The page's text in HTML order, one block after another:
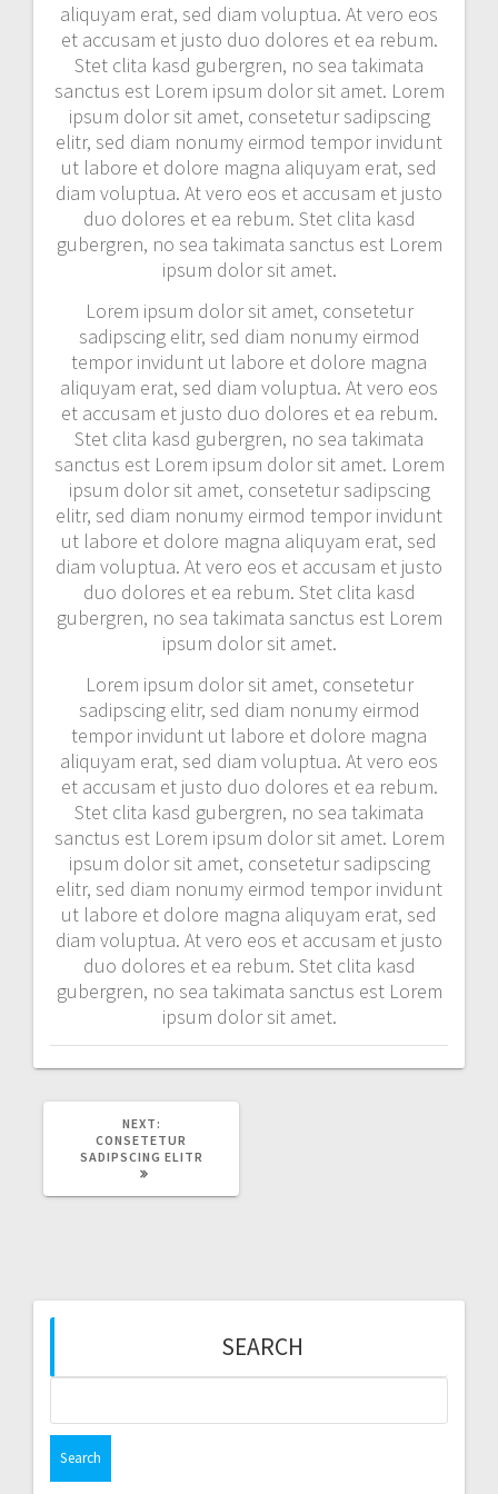
aliquyam erat, sed diam voluptua. At vero eos
et accusam et justo duo dolores et ea rebum.
Stet clita kasd gubergren, no sea takimata
sanctus est Lorem ipsum dolor sit amet. Lorem
ipsum dolor sit amet, consetetur sadipscing
elitr, sed diam nonumy eirmod tempor invidunt
ut labore et dolore magna aliquyam erat, sed
diam voluptua. At vero eos et accusam et justo
duo dolores et ea rebum. Stet clita kasd
gubergren, no sea takimata sanctus est Lorem
ipsum dolor sit amet.
Lorem ipsum dolor sit amet, consetetur
sadipscing elitr, sed diam nonumy eirmod
tempor invidunt ut labore et dolore magna
aliquyam erat, sed diam voluptua. At vero eos
et accusam et justo duo dolores et ea rebum.
Stet clita kasd gubergren, no sea takimata
sanctus est Lorem ipsum dolor sit amet. Lorem
ipsum dolor sit amet, consetetur sadipscing
elitr, sed diam nonumy eirmod tempor invidunt
ut labore et dolore magna aliquyam erat, sed
diam voluptua. At vero eos et accusam et justo
duo dolores et ea rebum. Stet clita kasd
gubergren, no sea takimata sanctus est Lorem
ipsum dolor sit amet.
Lorem ipsum dolor sit amet, consetetur
sadipscing elitr, sed diam nonumy eirmod
tempor invidunt ut labore et dolore magna
aliquyam erat, sed diam voluptua. At vero eos
et accusam et justo duo dolores et ea rebum.
Stet clita kasd gubergren, no sea takimata
sanctus est Lorem ipsum dolor sit amet. Lorem
ipsum dolor sit amet, consetetur sadipscing
elitr, sed diam nonumy eirmod tempor invidunt
ut labore et dolore magna aliquyam erat, sed
diam voluptua. At vero eos et accusam et justo
duo dolores et ea rebum. Stet clita kasd
gubergren, no sea takimata sanctus est Lorem
ipsum dolor sit amet.
NEXT:
POST:
CONSETETUR
SADIPSCING ELITR
SEARCH